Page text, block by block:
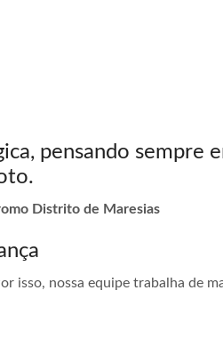
pensando sempre
Distrito de Maresias
isso, nossa equipe trabalha de